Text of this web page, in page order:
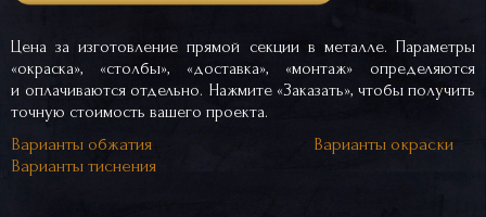
Цена за изготовление прямой секции в металле. Параметры
«окраска», «столбы», «доставка», «монтаж» определяются
и оплачиваются отдельно. Нажмите «Заказать», чтобы получить
точную стоимость вашего проекта.
Варианты обжатия
Варианты окраски
Варианты тиснения